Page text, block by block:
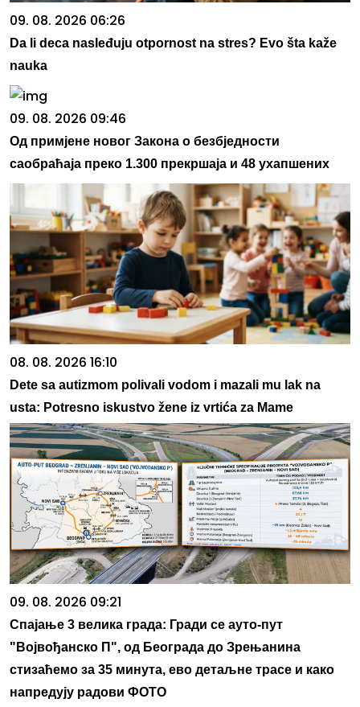
09. 08. 2026 06:26
Da li deca nasleđuju otpornost na stres? Evo šta kaže
nauka
09. 08. 2026 09:46
Од примјене новог Закона о безбједности
саобраћаја преко 1.300 прекршаја и 48 ухапшених
08. 08. 2026 16:10
Dete sa autizmom polivali vodom i mazali mu lak na
usta: Potresno iskustvo žene iz vrtića za Mame
09. 08. 2026 09:21
Спајање 3 велика града: Гради се ауто-пут
"Војвођанско П", од Београда до Зрењанина
стизаћемо за 35 минута, ево детаљне трасе и како
напредују радови ФОТО